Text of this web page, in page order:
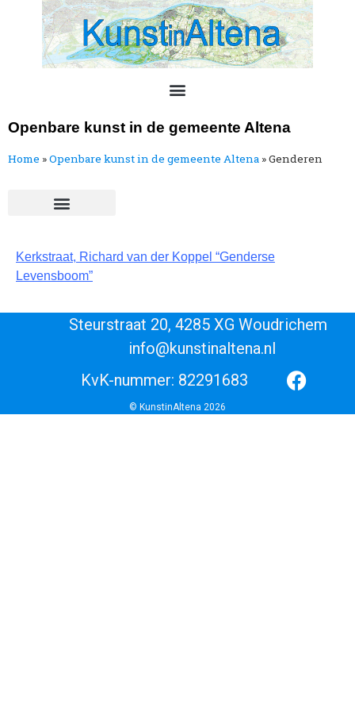
Openbare kunst in de gemeente Altena
Home »Openbare kunst in de gemeente Altena​ »Genderen
Kerkstraat, Richard van der Koppel “Genderse
Levensboom”
Steurstraat 20, 4285 XG Woudrichem
info@kunstinaltena.nl
KvK-nummer: 82291683
© KunstinAltena 2026